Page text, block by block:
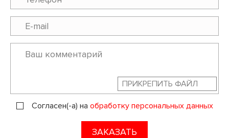
ПРИКРЕПИТЬ ФАЙЛ
Согласен(-а) на обработку персональных данных
ЗАКАЗАТЬ